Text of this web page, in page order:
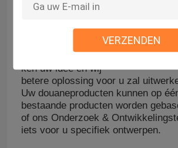
VERZENDEN
Beschikbare OEM/ODM
ken uw idee en wij
betere oplossing voor u zal
Uw douaneproducten kunnen op
bestaande producten worden
of ons Onderzoek &
iets voor u specifiek ontwerpen.